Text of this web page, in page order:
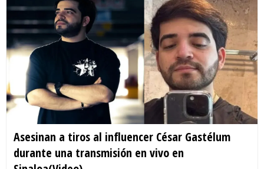
Asesinan a tiros al influencer César Gastélum
durante una transmisión en vivo en